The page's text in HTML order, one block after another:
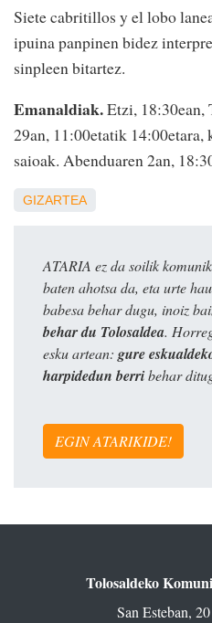
Siete cabritillos y el lobo
ipuina panpinen bidez
sinpleen bitartez.
Emanaldiak.Etzi,
29an, 11:00etatik 14:00etara,
saioak. Abenduaren 2an,
GIZARTEA
ATARIA ez da soilik
baten ahotsa da, eta urte
babesa behar dugu, inoiz
behar du Tolosaldea.
esku artean: gure
harpidedun berribehar
EGIN ATARIKIDE!
Tolosaldeko
San Esteban,